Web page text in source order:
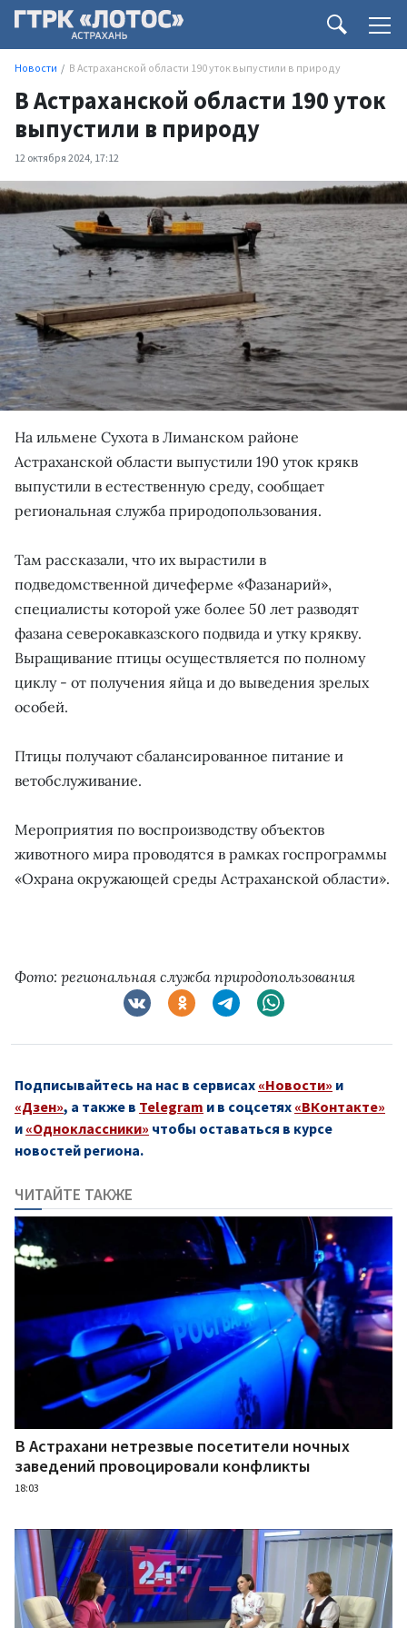
Новости В Астраханской области 190 уток выпустили в природу
В Астраханской области 190 уток
выпустили в природу
12 октября 2024, 17:12
На ильмене Сухота в Лиманском районе
Астраханской области выпустили 190 уток крякв
выпустили в естественную среду, сообщает
региональная служба природопользования.
Там рассказали, что их вырастили в
подведомственной дичеферме «Фазанарий»,
специалисты которой уже более 50 лет разводят
фазана северокавказского подвида и утку крякву.
Выращивание птицы осуществляется по полному
циклу - от получения яйца и до выведения зрелых
особей.
Птицы получают сбалансированное питание и
ветобслуживание.
Мероприятия по воспроизводству объектов
животного мира проводятся в рамках госпрограммы
«Охрана окружающей среды Астраханской области».
Фото: региональная служба природопользования
Подписывайтесь на нас в сервисах «Новости» и
«Дзен», а также в Telegram и в соцсетях «ВКонтакте»
и «Одноклассники» чтобы оставаться в курсе
новостей региона.
ЧИТАЙТЕ ТАКЖЕ
В Астрахани нетрезвые посетители ночных
заведений провоцировали конфликты
18:03